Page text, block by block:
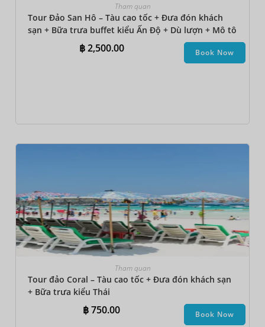
Tham quan
Tour Đảo San Hô – Tàu cao tốc + Đưa đón khách
sạn + Bữa trưa buffet kiểu Ấn Độ + Dù lượn + Mô tô
nước + Đi bộ dưới biển + Thuyền chuối + Lặn ngắm
฿2,500.00 Book Now
Tham quan
Tour đảo Coral – Tàu cao tốc + Đưa đón khách sạn
+ Bữa trưa kiểu Thái
฿750.00 Book Now